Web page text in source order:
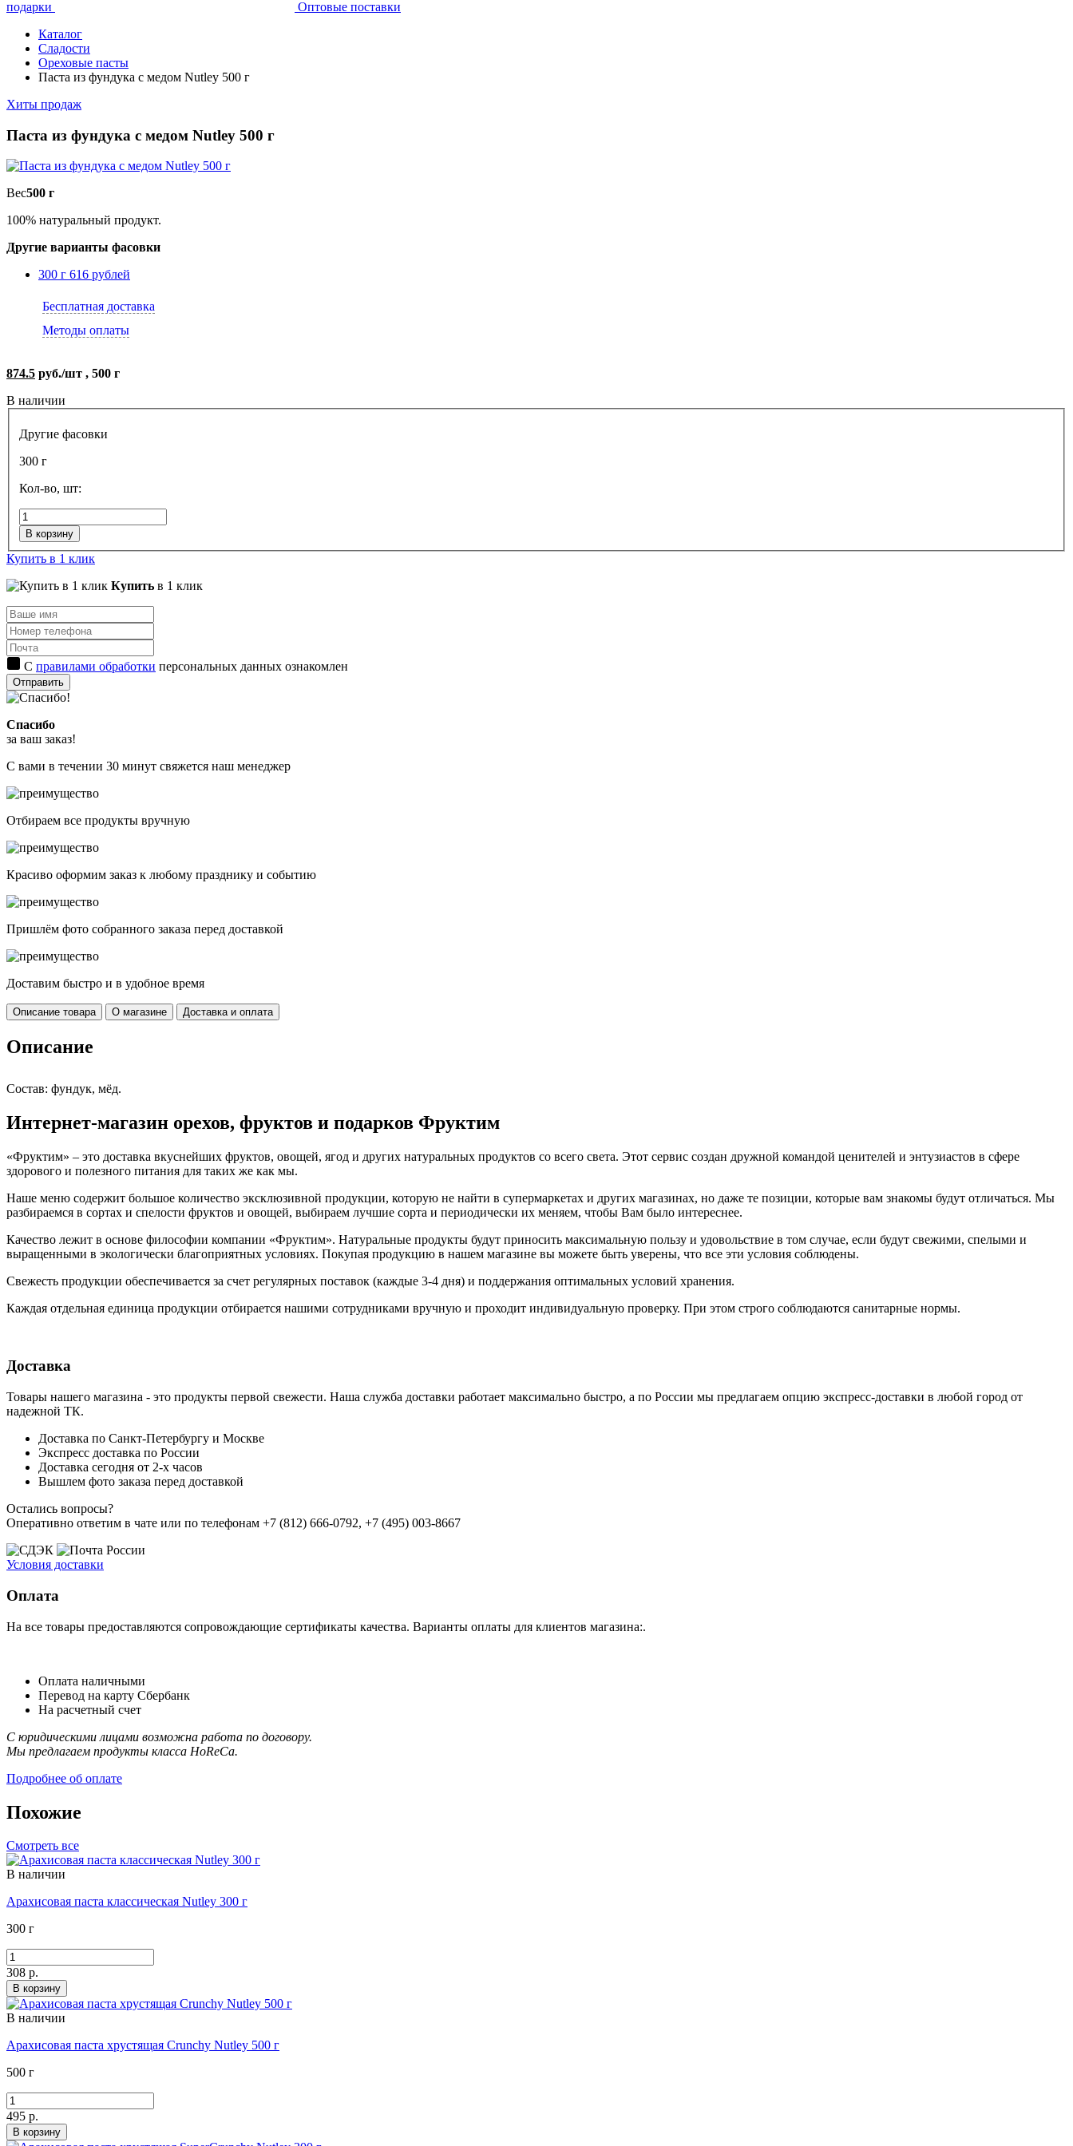
подарки
Оптовые поставки
Каталог
Сладости
Ореховые пасты
Паста из фундука с медом Nutley 500 г
Хиты продаж
Паста из фундука с медом Nutley 500 г
Вес500 г
100% натуральный продукт.
Другие варианты фасовки
300 г 616 рублей
Бесплатная доставка
Методы оплаты
874.5 руб./шт , 500 г
В наличии
Другие фасовки
300 г
Кол-во, шт:
В корзину
Купить в 1 клик
Купить в 1 клик
С правилами обработки персональных данных ознакомлен
Отправить
Спасибо
за ваш заказ!
С вами в течении 30 минут свяжется наш менеджер
Отбираем все продукты вручную
Красиво оформим заказ к любому празднику и событию
Пришлём фото собранного заказа перед доставкой
Доставим быстро и в удобное время
Описание товара О магазине Доставка и оплата
Описание
Состав: фундук, мёд.
Интернет-магазин орехов, фруктов и подарков Фруктим
«Фруктим» – это доставка вкуснейших фруктов, овощей, ягод и других натуральных продуктов со всего света. Этот сервис создан дружной командой ценителей и энтузиастов в сфере
здорового и полезного питания для таких же как мы.
Наше меню содержит большое количество эксклюзивной продукции, которую не найти в супермаркетах и других магазинах, но даже те позиции, которые вам знакомы будут отличаться. Мы
разбираемся в сортах и спелости фруктов и овощей, выбираем лучшие сорта и периодически их меняем, чтобы Вам было интереснее.
Качество лежит в основе философии компании «Фруктим». Натуральные продукты будут приносить максимальную пользу и удовольствие в том случае, если будут свежими, cпелыми и
выращенными в экологически благоприятных условиях. Покупая продукцию в нашем магазине вы можете быть уверены, что все эти условия соблюдены.
Свежесть продукции обеспечивается за счет регулярных поставок (каждые 3-4 дня) и поддержания оптимальных условий хранения.
Каждая отдельная единица продукции отбирается нашими сотрудниками вручную и проходит индивидуальную проверку. При этом строго соблюдаются санитарные нормы.
Доставка
Товары нашего магазина - это продукты первой свежести. Наша служба доставки работает максимально быстро, а по России мы предлагаем опцию экспресс-доставки в любой город от
надежной ТК.
Доставка по Санкт-Петербургу и Москве
Экспресс доставка по России
Доставка сегодня от 2-х часов
Вышлем фото заказа перед доставкой
Остались вопросы?
Оперативно ответим в чате или по телефонам +7 (812) 666-0792, +7 (495) 003-8667
Условия доставки
Оплата
На все товары предоставляются сопровождающие сертификаты качества. Варианты оплаты для клиентов магазина:.
Оплата наличными
Перевод на карту Сбербанк
На расчетный счет
С юридическими лицами возможна работа по договору.
Мы предлагаем продукты класса HoReCa.
Подробнее об оплате
Похожие
Смотреть все
В наличии
Арахисовая паста классическая Nutley 300 г
300 г
308 р.
В корзину
В наличии
Арахисовая паста хрустящая Crunchy Nutley 500 г
500 г
495 р.
В корзину